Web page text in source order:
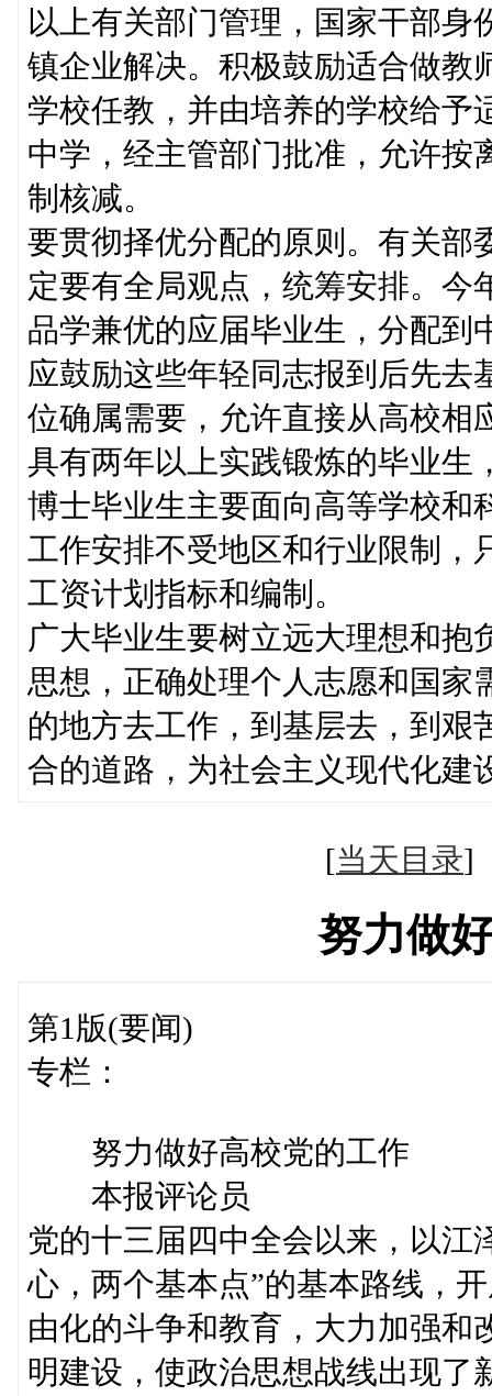
以上有关部门管理，国家干部
镇企业解决。积极鼓励适合做教
学校任教，并由培养的学校给予
中学，经主管部门批准，允许按
制核减。
要贯彻择优分配的原则。有关部
定要有全局观点，统筹安排。今
品学兼优的应届毕业生，分配到
应鼓励这些年轻同志报到后先去
位确属需要，允许直接从高校相
具有两年以上实践锻炼的毕业生
博士毕业生主要面向高等学校和
工作安排不受地区和行业限制，
工资计划指标和编制。
广大毕业生要树立远大理想和抱
思想，正确处理个人志愿和国家
的地方去工作，到基层去，到艰
合的道路，为社会主义现代化建
[当天目录
努力做
第1版(要闻)
专栏：
努力做好高校党的工作
本报评论员
党的十三届四中全会以来，以江
心，两个基本点”的基本路线，
由化的斗争和教育，大力加强和
明建设，使政治思想战线出现了